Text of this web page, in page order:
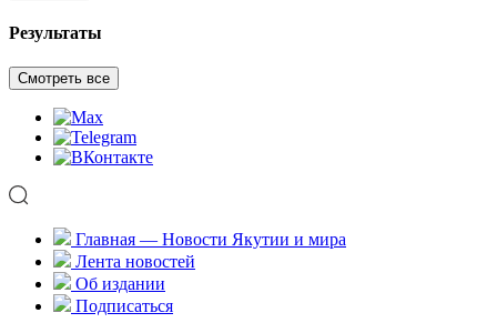
Результаты
Смотреть все
Главная — Новости Якутии и мира
Лента новостей
Об издании
Подписаться